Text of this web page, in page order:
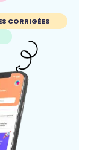
CORRIGÉES